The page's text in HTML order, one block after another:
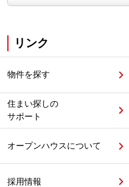
リンク
物件を探す
住まい探しの
サポート
オープンハウスについて
採用情報